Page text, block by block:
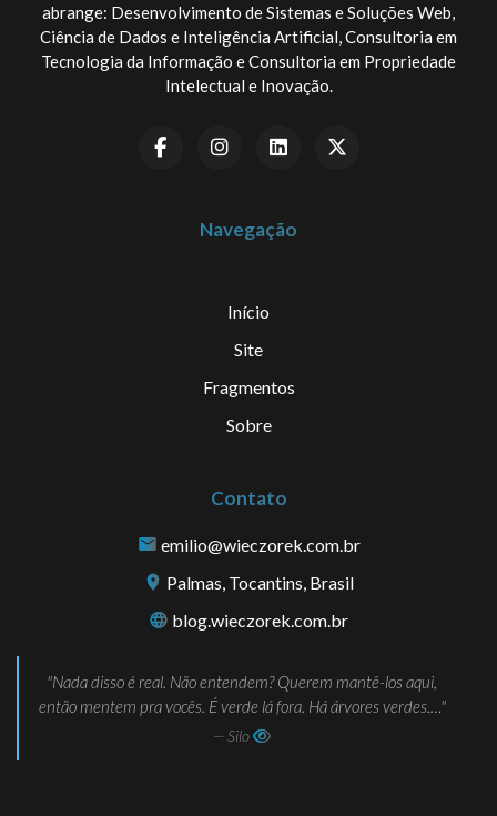
abrange: Desenvolvimento de Sistemas e Soluções Web,
Ciência de Dados e Inteligência Artificial, Consultoria em
Tecnologia da Informação e Consultoria em Propriedade
Intelectual e Inovação.
Navegação
Início
Site
Fragmentos
Sobre
Contato
emilio@wieczorek.com.br
Palmas, Tocantins, Brasil
blog.wieczorek.com.br
Nada disso é real. Não entendem? Querem mantê-los aqui,
então mentem pra vocês. É verde lá fora. Há árvores verdes.…
— Silo